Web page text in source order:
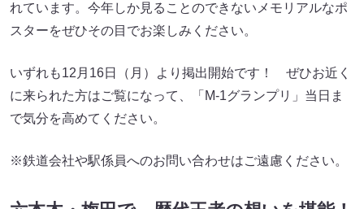
れています。今年しか見ることのできないメモリアルなポ
スターをぜひその目でお楽しみください。
いずれも12月16日（月）より掲出開始です！ ぜひお近く
に来られた方はご覧になって、「M-1グランプリ」当日ま
で気分を高めてください。
※鉄道会社や駅係員へのお問い合わせはご遠慮ください。